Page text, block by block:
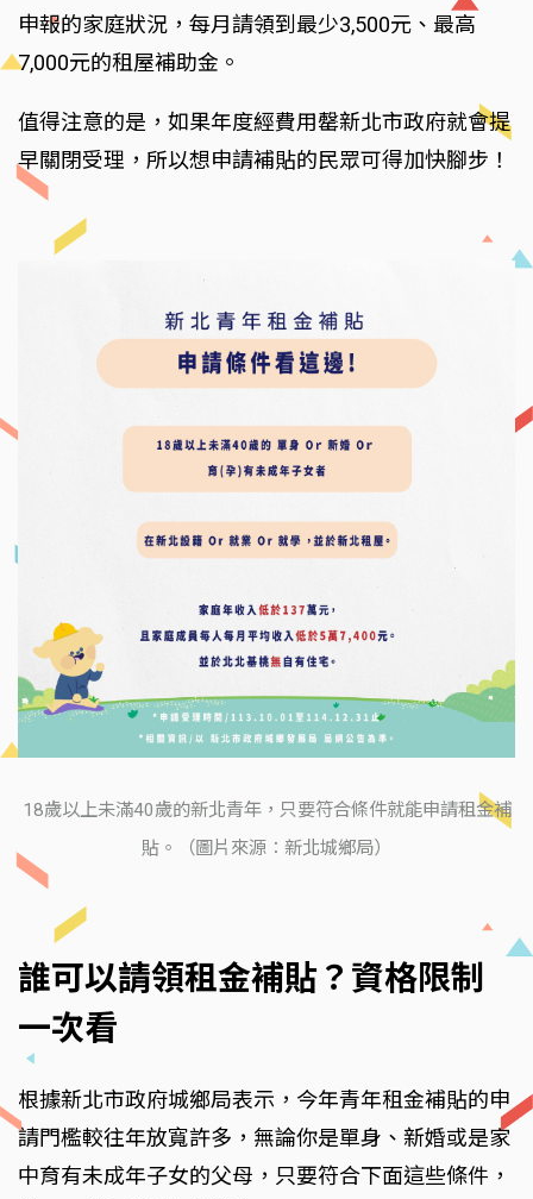
申報的家庭狀況，每月請領到最少3,500元、最高
7,000元的租屋補助金。
值得注意的是，如果年度經費用罄新北市政府就會提
早關閉受理，所以想申請補貼的民眾可得加快腳步！
18歲以上未滿40歲的新北青年，只要符合條件就能申請租金補
貼。（圖片來源：新北城鄉局）
誰可以請領租金補貼？資格限制
一次看
根據新北市政府城鄉局表示，今年青年租金補貼的申
請門檻較往年放寬許多，無論你是單身、新婚或是家
中育有未成年子女的父母，只要符合下面這些條件，